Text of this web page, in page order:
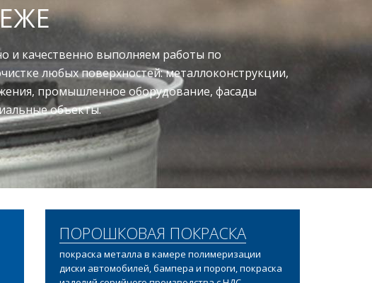
и качественно выполняем работы по
любых поверхностей: металлоконструкции,
промышленное оборудование, фасады
объекты.
ПОРОШКОВАЯ ПОКРАСКА
покраска металла в камере полимеризации
диски автомобилей, бампера и пороги, покраска